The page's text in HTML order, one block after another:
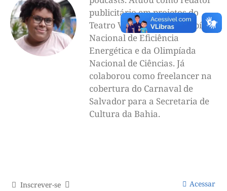
publicitário em projetos do
Teatro Vila Velha, da Olimpíada
Nacional de Eficiência
Energética e da Olimpíada
Nacional de Ciências. Já
colaborou como freelancer na
cobertura do Carnaval de
Salvador para a Secretaria de
Cultura da Bahia.
Inscrever-se Acessar